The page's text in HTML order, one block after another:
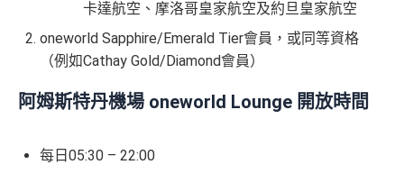
卡達航空、摩洛哥皇家航空及約旦皇家航空
oneworld Sapphire/Emerald Tier會員，或同等資格
（例如Cathay Gold/Diamond會員）
阿姆斯特丹機場 oneworld Lounge 開放時間
每日05:30 – 22:00